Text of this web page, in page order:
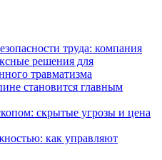
труда: компания
решения для
травматизма
становится главным
скрытые угрозы и цена
как управляют